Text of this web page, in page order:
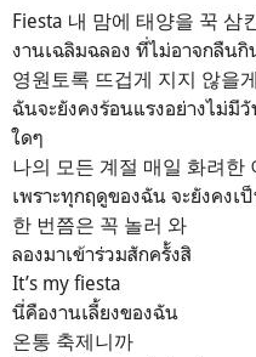
Fiesta 내 맘에 태양을 꾹 삼
งานเฉลิมฉลอง ที่ไม่อาจกลืน
영원토록 뜨겁게 지지 않을
ฉันจะยังคงร้อนแรงอย่างไม่มี
ใดๆ
나의 모든 계절 매일 화려한
เพราะทุกฤดูของฉัน จะยังคงเ
한 번쯤은 꼭 놀러 와
ลองมาเข้าร่วมสักครั้งสิ
It’s my fiesta
นี่คืองานเลี้ยงของฉัน
온통 축제니까